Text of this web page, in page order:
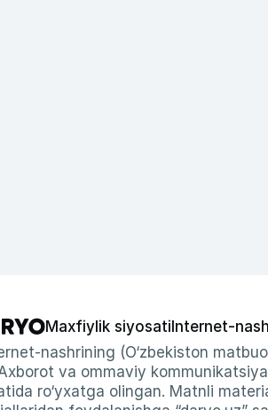
Maxfiylik siyosati Internet-
nashrining (O‘zbekiston
va ommaviy
ro‘yxatga olingan. Matnli